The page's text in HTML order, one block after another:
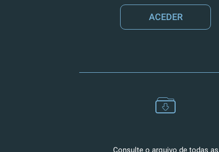
ACEDER
Consulte o arquivo de todas as